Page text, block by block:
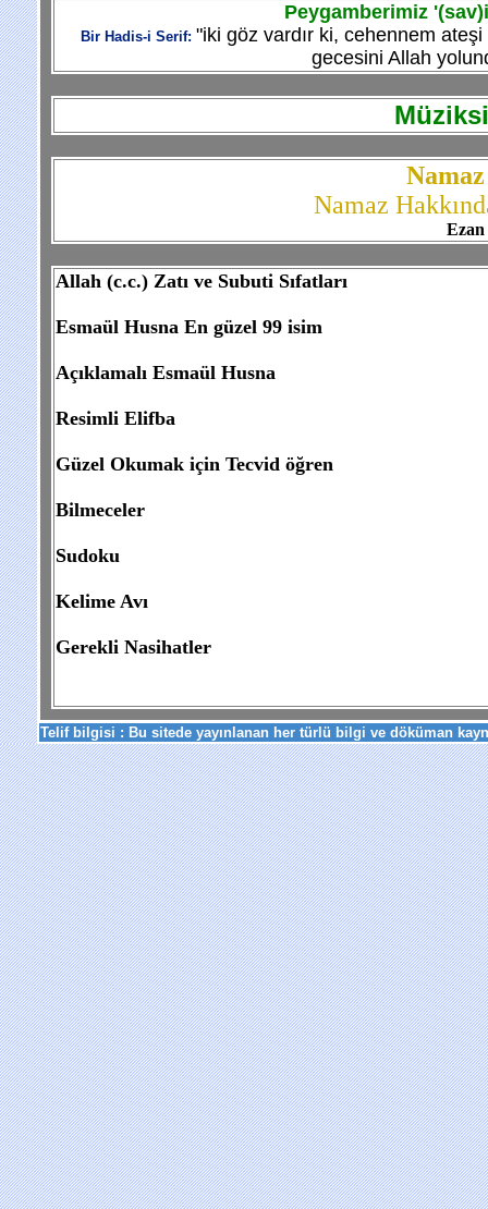
Peygamberimiz
Bir Hadis-i Serif: "iki göz vardır ki, cehennem
gecesini Allah
Namaz
Allah (c.c.) Zatı ve Subuti Sıfatları
Esmaül Husna En güzel 99 isim
Açıklamalı Esmaül Husna
Resimli Elifba
Güzel Okumak için Tecvid öğren
Bilmeceler
Sudoku
Kelime Avı
Gerekli Nasihatler
Telif bilgisi : Bu sitede yayınlanan her türlü bilgi ve döküman